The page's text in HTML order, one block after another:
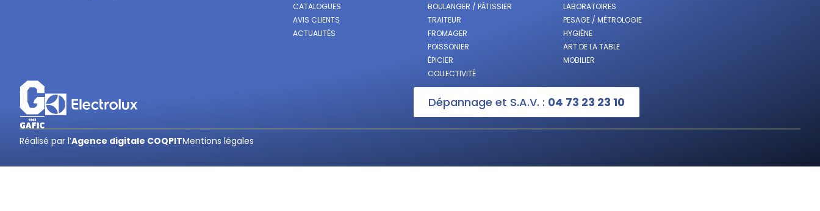
CATALOGUES
AVIS CLIENTS
ACTUALITÉS
BOULANGER / PÂTISSIER
TRAITEUR
FROMAGER
POISSONIER
ÉPICIER
COLLECTIVITÉ
LABORATOIRES
PESAGE / MÉTROLOGIE
HYGIÈNE
ART DE LA TABLE
MOBILIER
Dépannage et S.A.V. : 04 73 23 23 10
Réalisé par l’Agence digitale COQPITMentions légales